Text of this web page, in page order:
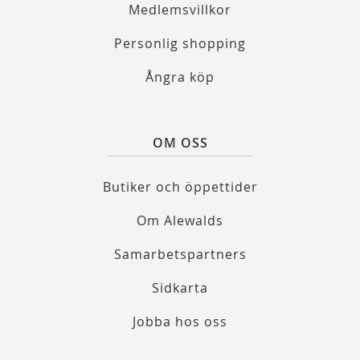
Medlemsvillkor
Personlig shopping
Ångra köp
OM OSS
Butiker och öppettider
Om Alewalds
Samarbetspartners
Sidkarta
Jobba hos oss